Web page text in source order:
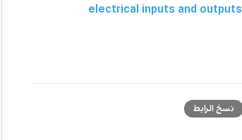
electrical inputs and outputs
نسخ الرابط